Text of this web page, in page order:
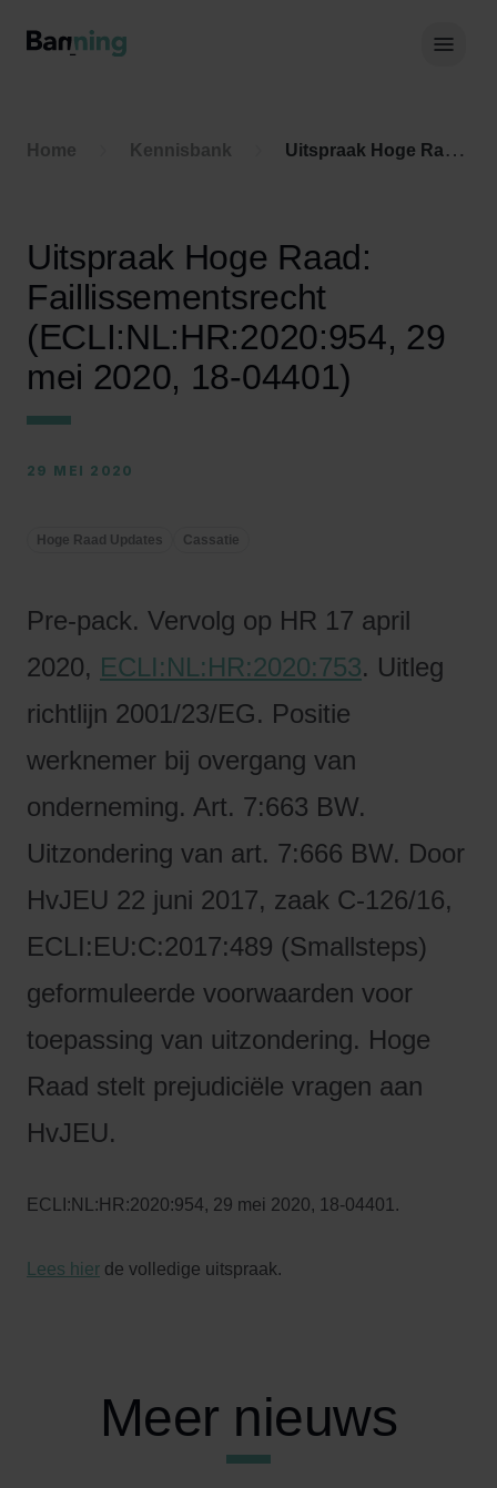
Home Kennisbank Uitspraak Hoge Raad: Faillissementsrecht (ECLI:NL:HR:2020:954, 29 mei 2020, 18-04401)
Uitspraak Hoge Raad:
Faillissementsrecht
(ECLI:NL:HR:2020:954, 29
mei 2020, 18-04401)
29 MEI 2020
Hoge Raad Updates Cassatie
Pre-pack. Vervolg op HR 17 april
2020, ECLI:NL:HR:2020:753. Uitleg
richtlijn 2001/23/EG. Positie
werknemer bij overgang van
onderneming. Art. 7:663 BW.
Uitzondering van art. 7:666 BW. Door
HvJEU 22 juni 2017, zaak C-126/16,
ECLI:EU:C:2017:489 (Smallsteps)
geformuleerde voorwaarden voor
toepassing van uitzondering. Hoge
Raad stelt prejudiciële vragen aan
HvJEU.
ECLI:NL:HR:2020:954, 29 mei 2020, 18-04401.
Lees hier de volledige uitspraak.
Meer nieuws